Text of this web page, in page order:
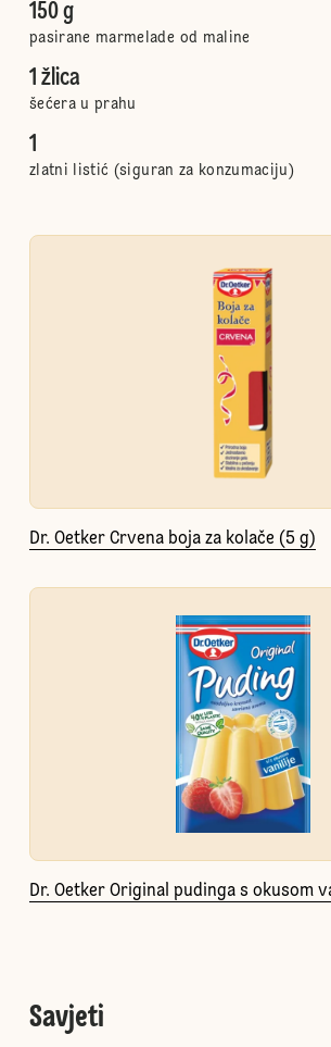
150 g
pasirane marmelade od maline
1 žlica
šećera u prahu
1
zlatni listić (siguran za konzumaciju)
Dr. Oetker Crvena boja za kolače (5 g)
Dr. Oetker Original pudinga s okusom
Savjeti